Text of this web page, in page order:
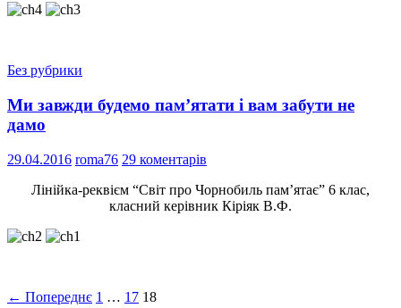
Без рубрики
Ми завжди будемо пам’ятати і вам забути не
дамо
29.04.2016 roma76 29 коментарів
Лінійка-реквієм “Світ про Чорнобиль пам’ятає” 6 клас,
класний керівник Кіріяк В.Ф.
Навігація
← Попереднє 1 … 17 18